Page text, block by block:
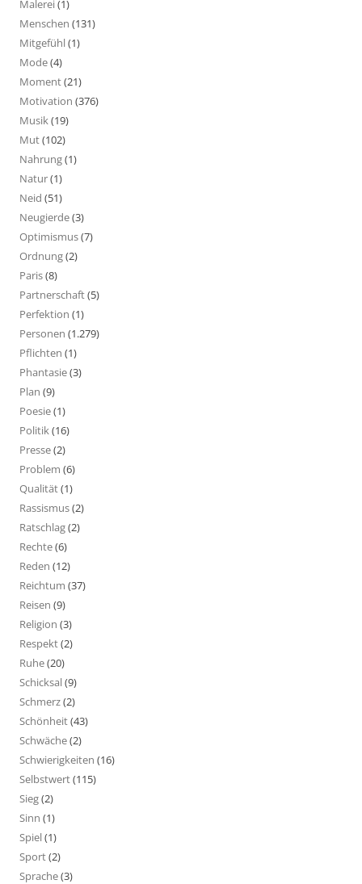
Malerei(1)
Menschen (131)
Mitgefühl(1)
Mode(4)
Moment(21)
Motivation (376)
Musik(19)
Mut(102)
Nahrung(1)
Natur(1)
Neid (51)
Neugierde(3)
Optimismus(7)
Ordnung(2)
Paris(8)
Partnerschaft(5)
Perfektion (1)
Personen (1.279)
Pflichten (1)
Phantasie(3)
Plan (9)
Poesie(1)
Politik(16)
Presse(2)
Problem (6)
Qualität(1)
Rassismus(2)
Ratschlag(2)
Rechte(6)
Reden (12)
Reichtum (37)
Reisen (9)
Religion (3)
Respekt(2)
Ruhe(20)
Schicksal(9)
Schmerz(2)
Schönheit(43)
Schwäche(2)
Schwierigkeiten (16)
Selbstwert(115)
Sieg(2)
Sinn (1)
Spiel(1)
Sport(2)
Sprache(3)